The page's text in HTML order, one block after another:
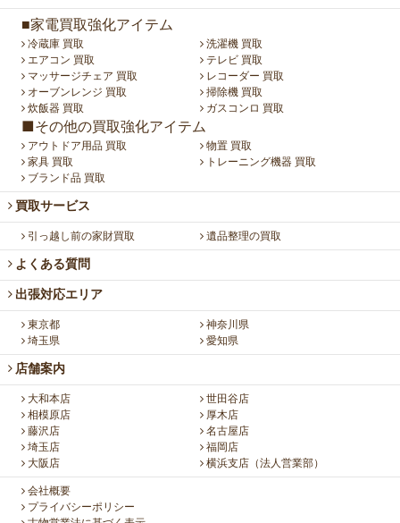
■家電買取強化アイテム
冷蔵庫 買取
洗濯機 買取
エアコン 買取
テレビ 買取
マッサージチェア 買取
レコーダー 買取
オーブンレンジ 買取
掃除機 買取
炊飯器 買取
ガスコンロ 買取
■その他の買取強化アイテム
アウトドア用品 買取
物置 買取
家具 買取
トレーニング機器 買取
ブランド品 買取
買取サービス
引っ越し前の家財買取 遺品整理の買取
よくある質問
出張対応エリア
東京都
神奈川県
埼玉県
愛知県
店舗案内
大和本店
世田谷店
相模原店
厚木店
藤沢店
名古屋店
埼玉店
福岡店
大阪店
横浜支店（法人営業部）
会社概要
プライバシーポリシー